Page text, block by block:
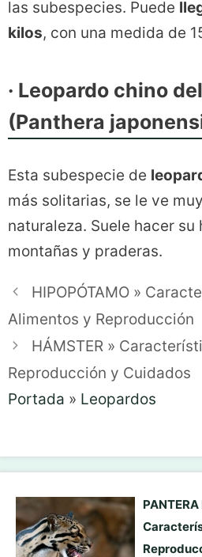
las subespecies. Puede
kilos, con una medida de
· Leopardo chino
(Panthera
Esta subespecie de
más solitarias, se le ve
naturaleza. Suele hacer su
montañas y praderas.
HIPOPÓTAMO »
Alimentos y Reproducción
HÁMSTER »
Reproducción y Cuidados
Portada » Leopardos